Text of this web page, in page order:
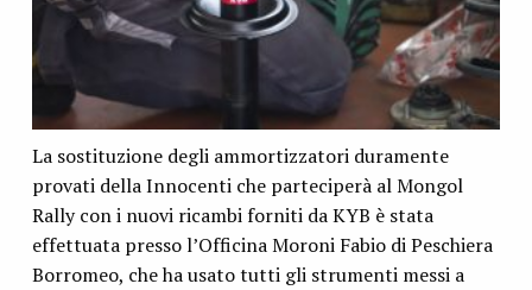
La sostituzione degli ammortizzatori duramente
provati della Innocenti che parteciperà al Mongol
Rally con i nuovi ricambi forniti da KYB è stata
effettuata presso l’Officina Moroni Fabio di Peschiera
Borromeo, che ha usato tutti gli strumenti messi a